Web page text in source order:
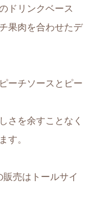
ドリンクベース
果肉を合わせたデ
ーチソースとピー
さを余すことなく
す。
販売はトールサイ